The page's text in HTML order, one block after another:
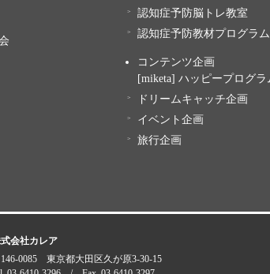
認知症予防脳トレ教室
認知症予防教材プログラ
コンテンツ企画
[miketa] ハッピープログラ
ドリームキャッチ企画
イベント企画
旅行企画
会社カレア
0085 東京都大田区久が原3-30-15